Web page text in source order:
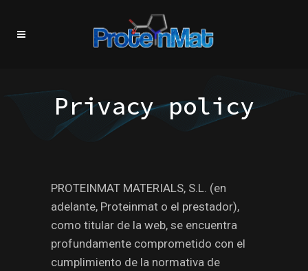
Privacy policy
PROTEINMAT MATERIALS, S.L. (en
adelante, Proteinmat o el prestador),
como titular de la web, se encuentra
profundamente comprometido con el
cumplimiento de la normativa de